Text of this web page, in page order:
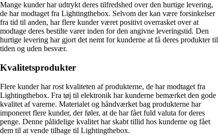
Mange kunder har udtrykt deres tilfredshed over den hurtige levering,
de har modtaget fra Lightingthebox. Selvom der kan være forsinkelser
fra tid til anden, har flere kunder været positivt overrasket over at
modtage deres bestilte varer inden for den angivne leveringstid. Den
hurtige levering har gjort det nemt for kunderne at få deres produkter til
tiden og uden besvær.
Kvalitetsprodukter
Flere kunder har rost kvaliteten af produkterne, de har modtaget fra
Lightingthebox. Fra tøj til elektronik har kunderne bemærket den gode
kvalitet af varerne. Materialet og håndværket bag produkterne har
imponeret flere kunder, der føler, at de har fået fuld valuta for deres
penge. Denne pålidelige kvalitet har skabt tillid hos kunderne og fået
dem til at vende tilbage til Lightingthebox.